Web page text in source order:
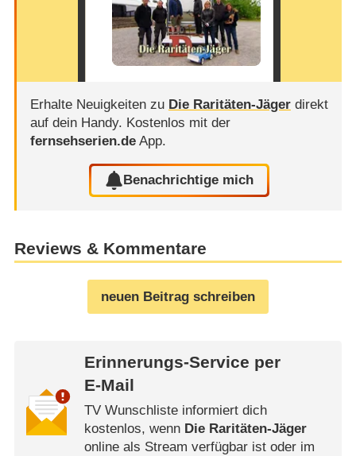
Erhalte Neuigkeiten zu Die Raritäten-Jägerdirekt
auf dein Handy. Kostenlos mit der
fernsehserien.deApp.
Benachrichtige mich
Reviews & Kommentare
neuen Beitrag schreiben
Erinnerungs-Service per
E-Mail
TV Wunschliste informiert dich
kostenlos, wenn Die Raritäten-Jäger
online als Stream verfügbar ist oder im